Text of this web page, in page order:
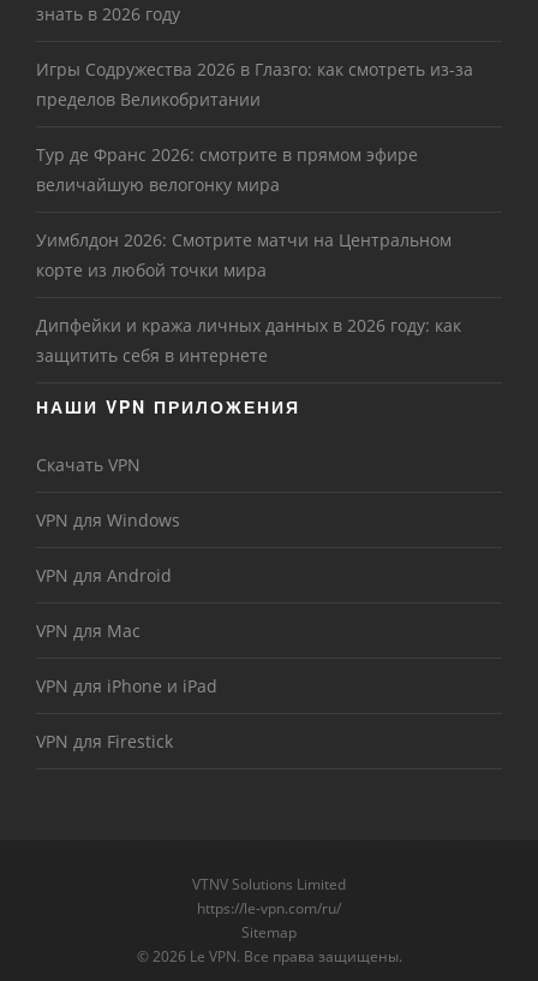
знать в 2026 году
Игры Содружества 2026 в Глазго: как смотреть из-за
пределов Великобритании
Тур де Франс 2026: смотрите в прямом эфире
величайшую велогонку мира
Уимблдон 2026: Смотрите матчи на Центральном
корте из любой точки мира
Дипфейки и кража личных данных в 2026 году: как
защитить себя в интернете
НАШИ VPN ПРИЛОЖЕНИЯ
Скачать VPN
VPN для Windows
VPN для Android
VPN для Mac
VPN для iPhone и iPad
VPN для Firestick
VTNV Solutions Limited
https://le-vpn.com/ru/
Sitemap
© 2026 Le VPN. Все права защищены.